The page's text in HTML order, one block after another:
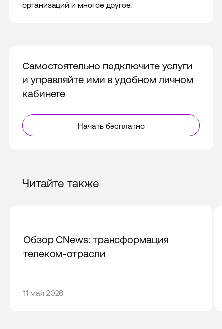
организаций и многое другое.
Самостоятельно подключите услуги
и управляйте ими в удобном личном
кабинете
Начать бесплатно
Читайте также
Обзор CNews: трансформация
телеком-отрасли
11 мая 202611